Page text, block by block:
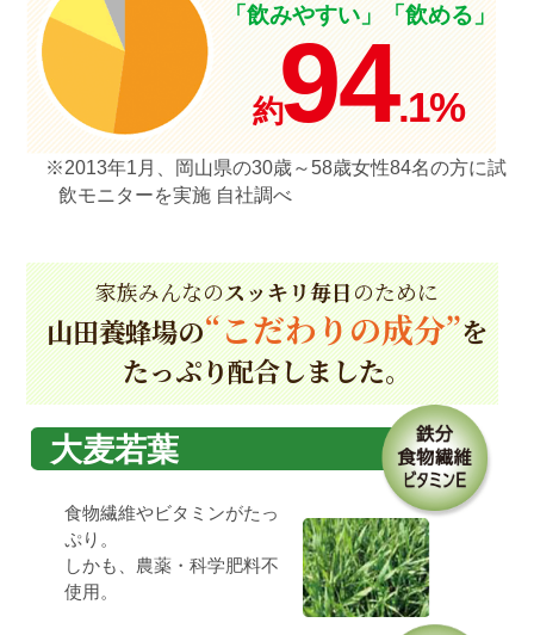
「飲みやすい」「飲める」
約94.1%
※2013年1月、岡山県の30歳～58歳女性84名の方に試
飲モニターを実施 自社調べ
家族みんなのスッキリ毎日のために
山田養蜂場の“こだわりの成分”を
たっぷり配合しました。
大麦若葉
食物繊維やビタミンがたっ
ぷり。
しかも、農薬・科学肥料不
使用。